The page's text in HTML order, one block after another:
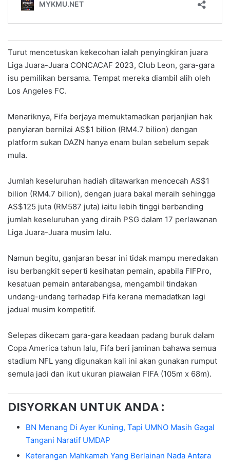
Turut mencetuskan kekecohan ialah penyingkiran juara
Liga Juara-Juara CONCACAF 2023, Club Leon, gara-gara
isu pemilikan bersama. Tempat mereka diambil alih oleh
Los Angeles FC.
Menariknya, Fifa berjaya memuktamadkan perjanjian hak
penyiaran bernilai AS$1 bilion (RM4.7 bilion) dengan
platform sukan DAZN hanya enam bulan sebelum sepak
mula.
Jumlah keseluruhan hadiah ditawarkan mencecah AS$1
bilion (RM4.7 bilion), dengan juara bakal meraih sehingga
AS$125 juta (RM587 juta) iaitu lebih tinggi berbanding
jumlah keseluruhan yang diraih PSG dalam 17 perlawanan
Liga Juara-Juara musim lalu.
Namun begitu, ganjaran besar ini tidak mampu meredakan
isu berbangkit seperti kesihatan pemain, apabila FIFPro,
kesatuan pemain antarabangsa, mengambil tindakan
undang-undang terhadap Fifa kerana memadatkan lagi
jadual musim kompetitif.
Selepas dikecam gara-gara keadaan padang buruk dalam
Copa America tahun lalu, Fifa beri jaminan bahawa semua
stadium NFL yang digunakan kali ini akan gunakan rumput
semula jadi dan ikut ukuran piawaian FIFA (105m x 68m).
DISYORKAN UNTUK ANDA :
BN Menang Di Ayer Kuning, Tapi UMNO Masih Gagal
Tangani Naratif UMDAP
Keterangan Mahkamah Yang Berlainan Nada Antara